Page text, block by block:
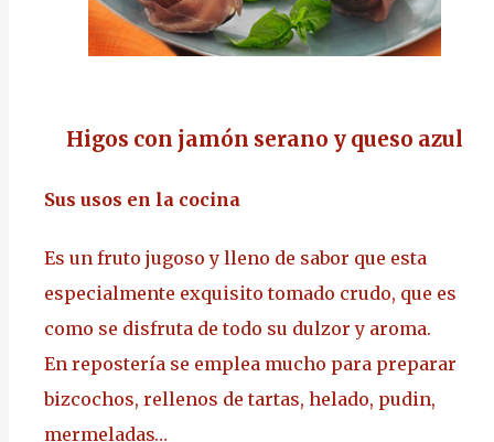
Higos con jamón serano y queso azul
Sus usos en la cocina
Es un fruto jugoso y lleno de sabor que esta
especialmente exquisito tomado crudo, que es
como se disfruta de todo su dulzor y aroma.
En repostería se emplea mucho para preparar
bizcochos, rellenos de tartas, helado, pudin,
mermeladas…